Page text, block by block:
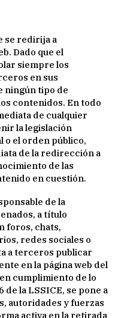
se redirija a
Dado que el
siempre los
en sus
ningún tipo de
contenidos. En todo
de cualquier
la legislación
o el orden público,
de la redirección a
de las
en cuestión.
de la
a título
foros, chats,
redes sociales o
a terceros publicar
en la página web del
cumplimiento de lo
la LSSICE, se pone a
autoridades y fuerzas
activa en la retirada